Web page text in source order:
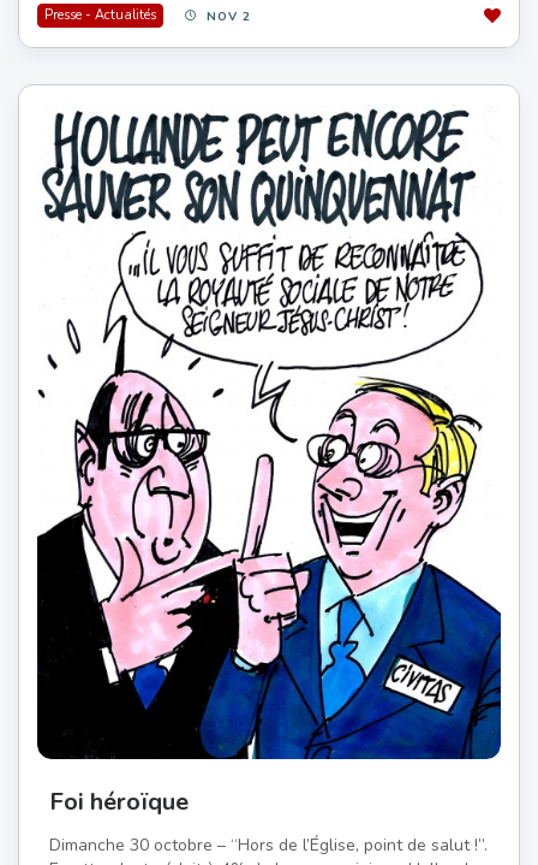
Presse - Actualités NOV 2
Foi héroïque
Dimanche 30 octobre – “Hors de l’Église, point de salut !”.